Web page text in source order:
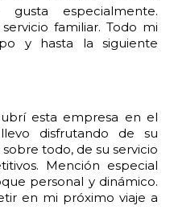
especialmente.
familiar. Todo mi
y hasta la siguiente
esta empresa en el
disfrutando de su
todo, de su servicio
Mención especial
personal y dinámico.
en mi próximo viaje a
7:30
11:30
13:30
15:30